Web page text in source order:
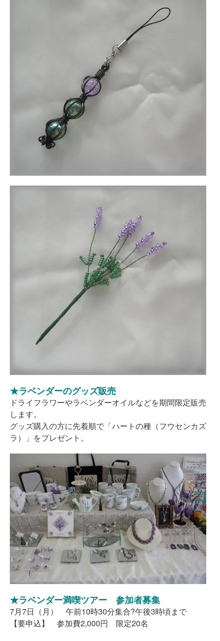
★ラベンダーのグッズ販売
ドライフラワーやラベンダーオイルなどを期間限定販売
します。
グッズ購入の方に先着順で「ハートの種（フウセンカズ
ラ）」をプレゼント。
★ラベンダー満喫ツアー 参加者募集
7月7日（月） 午前10時30分集合?午後3時頃まで
【要申込】 参加費2,000円 限定20名